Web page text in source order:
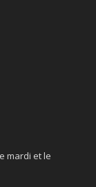
mardi et le